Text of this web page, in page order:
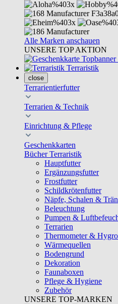
Alle Marken anschauen
UNSERE TOP AKTION
Terraristik
close
Terrarientierfutter
Terrarien & Technik
Einrichtung & Pflege
Geschenkkarten
Bücher Terraristik
Hauptfutter
Ergänzungsfutter
Frostfutter
Schildkrötenfutter
Näpfe, Schalen &
Beleuchtung
Pumpen &
Terrarien
Thermometer &
Wärmequellen
Bodengrund
Dekoration
Faunaboxen
Pflege & Hygiene
Zubehör
UNSERE TOP-MARKEN